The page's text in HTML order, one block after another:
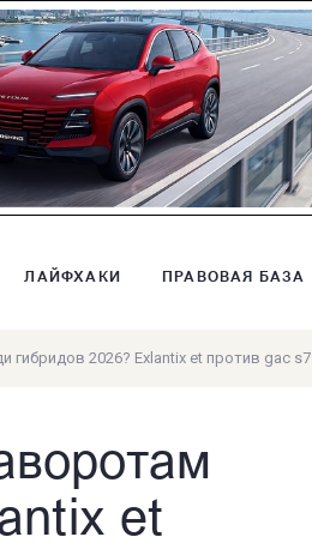
ЛАЙФХАКИ ПРАВОВАЯ БАЗА
2026? Exlantix et против gac s7
et